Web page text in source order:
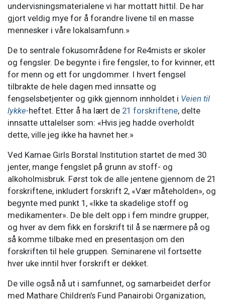
undervisningsmaterialene vi har mottatt hittil. De har
gjort veldig mye for å forandre livene til en masse
mennesker i våre lokalsamfunn.»
De to sentrale fokusområdene for Re4mists er skoler
og fengsler. De begynte i fire fengsler, to for kvinner, ett
for menn og ett for ungdommer. I hvert fengsel
tilbrakte de hele dagen med innsatte og
fengselsbetjenter og gikk gjennom innholdet i Veien til
lykke-heftet. Etter å ha lært de 21 forskriftene, delte
innsatte uttalelser som: «Hvis jeg hadde overholdt
dette, ville jeg ikke ha havnet her.»
Ved Kamae Girls Borstal Institution startet de med 30
jenter, mange fengslet på grunn av stoff- og
alkoholmisbruk. Først tok de alle jentene gjennom de 21
forskriftene, inkludert forskrift 2, «Vær måteholden», og
begynte med punkt 1, «Ikke ta skadelige stoff og
medikamenter». De ble delt opp i fem mindre grupper,
og hver av dem fikk en forskrift til å se nærmere på og
så komme tilbake med en presentasjon om den
forskriften til hele gruppen. Seminarene vil fortsette
hver uke inntil hver forskrift er dekket.
De ville også nå ut i samfunnet, og samarbeidet derfor
med Mathare Children’s Fund Panairobi Organization,